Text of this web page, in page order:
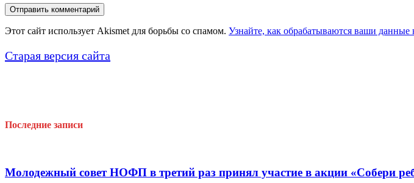
Этот сайт использует Akismet для борьбы со спамом. Узнайте, как обрабатываются ваши данные
Старая версия сайта
Последние записи
Молодежный совет НОФП в третий раз принял участие в акции «Собери